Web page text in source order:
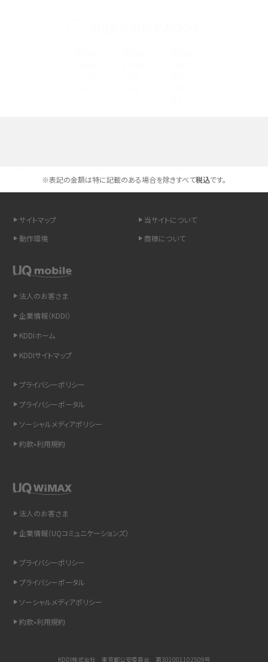
高校生にスマホ制限は必要？所持率やメリット・デメリットを詳しく紹介
スマホのネット通信速度が遅い原因は？すぐできる対処法や見直すポイントを解
を解説
LINEの引き継ぎ方法は？対象データや事前準備・条件・注意点などを解説
非通知設定とは？184で電話をかける方法やiPhone・Androidの設定を解説
iCloudの使用容量を減らす9つの方法！使用状況の確認手順も紹介
リプライ機能とは？LINE、X（旧Twitter）、Instagram、TikTokで送る方法を解説
LINEで送信取り消しをする方法は？相手に知られるのか、削除との違いも紹介
「iPhoneを探す」の使い方と設定方法を紹介！ブラウザやアプリから探す方法を
詳しく解説
Wi-Fiを快適に使うための速度はどれくらい？用途別の目安・回線ごとの平均を
紹介
※表記の金額は特に記載のある場合を除きすべて税込です。
サイトマップ
当サイトについて
動作環境
商標について
法人のお客さま
企業情報（KDDI）
KDDIホーム
KDDIサイトマップ
プライバシーポリシー
プライバシーポータル
ソーシャルメディアポリシー
約款•利用規約
法人のお客さま
企業情報（UQコミュニケーションズ）
プライバシーポリシー
プライバシーポータル
ソーシャルメディアポリシー
約款•利用規約
KDDI株式会社 東京都公安委員会 第301001102509号